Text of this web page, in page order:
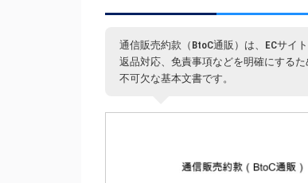
通信販売約款（BtoC通販）は、ECサイ
返品対応、免責事項などを明確にする
不可欠な基本文書です。